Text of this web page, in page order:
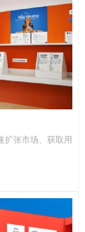
扩张市场、获取用